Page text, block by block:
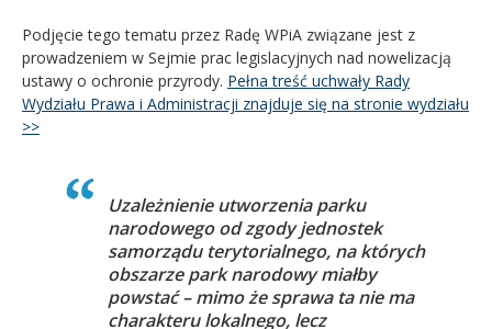
Podjęcie tego tematu przez Radę WPiA związane jest z
prowadzeniem w Sejmie prac legislacyjnych nad nowelizacją
ustawy o ochronie przyrody. Pełna treść uchwały Rady
Wydziału Prawa i Administracji znajduje się na stronie wydziału
>>
Uzależnienie utworzenia parku
narodowego od zgody jednostek
samorządu terytorialnego, na których
obszarze park narodowy miałby
powstać – mimo że sprawa ta nie ma
charakteru lokalnego, lecz